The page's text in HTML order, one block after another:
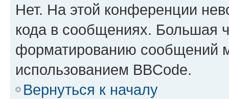
Нет. На этой конференции
кода в сообщениях. Большая
форматированию сообщений
использованием BBCode.
Вернуться к началу